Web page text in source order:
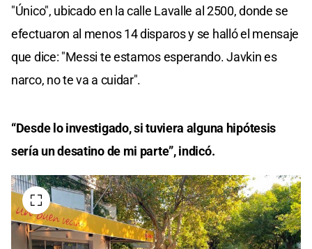
"Único", ubicado en la calle Lavalle al 2500, donde se
efectuaron al menos 14 disparos y se halló el mensaje
que dice: "Messi te estamos esperando. Javkin es
narco, no te va a cuidar".
“Desde lo investigado, si tuviera alguna hipótesis
sería un desatino de mi parte”, indicó.